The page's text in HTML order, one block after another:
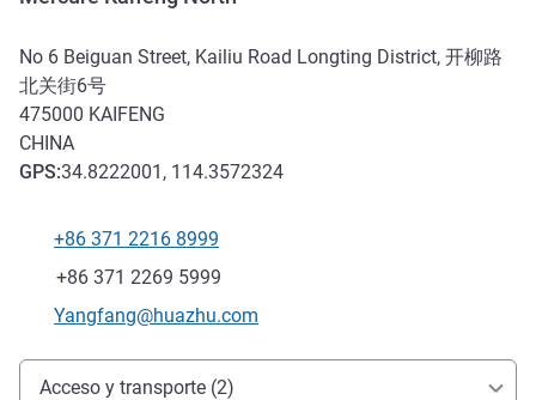
No 6 Beiguan Street, Kailiu Road Longting District, 开柳路
北关街6号
475000 KAIFENG
CHINA
GPS:34.8222001, 114.3572324
Teléfono
+86 371 2216 8999
Fax
+86 371 2269 5999
Correo electrónico de contacto
Yangfang@huazhu.com
Acceso y transporte
Acceso y transporte (2)